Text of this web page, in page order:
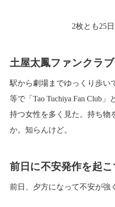
2枚とも25
土屋太鳳ファンクラブ
駅から劇場までゆっくり歩い
等で「Tao Tuchiya Fan Club
持つ女性を多く見た。持ち物
か。知らんけど。
前日に不安発作を起こ
前日、夕方になって不安が強